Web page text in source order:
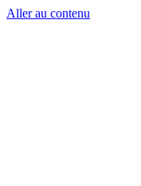
Aller au contenu